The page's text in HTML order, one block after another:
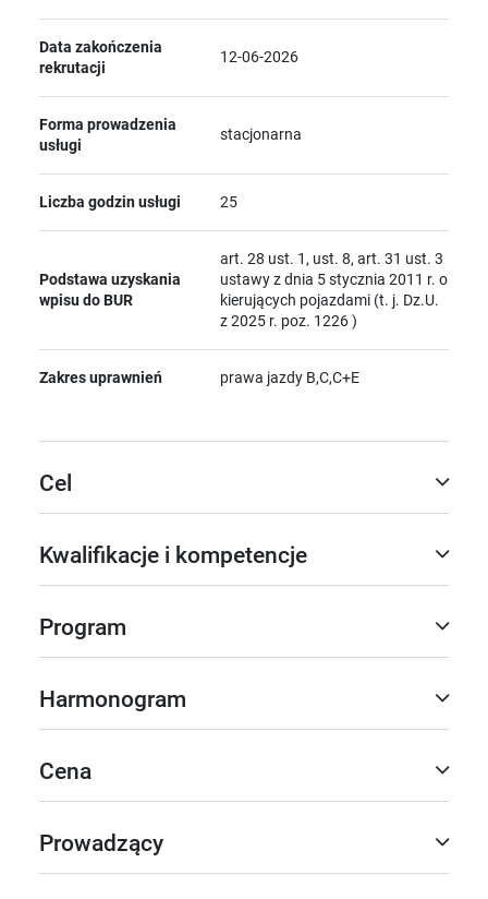
Data zakończenia
rekrutacji
12-06-2026
Forma prowadzenia
usługi
stacjonarna
Liczba godzin usługi 25
Podstawa uzyskania
wpisu do BUR
art. 28 ust. 1, ust. 8, art. 31 ust. 3
ustawy z dnia 5 stycznia 2011 r. o
kierujących pojazdami (t. j. Dz.U.
z 2025 r. poz. 1226 )
Zakres uprawnień prawa jazdy B,C,C+E
Cel
Kwalifikacje i kompetencje
Program
Harmonogram
Cena
Prowadzący